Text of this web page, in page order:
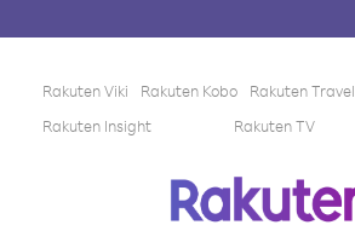
Rakuten Viki Rakuten Kobo Rakuten Travel
Rakuten Insight
Rakuten TV